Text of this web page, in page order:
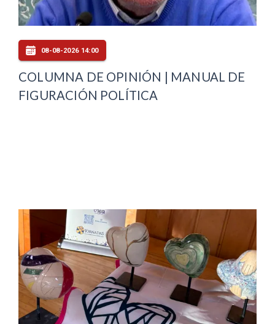
08-08-2026 14:00
COLUMNA DE OPINIÓN | MANUAL DE
FIGURACIÓN POLÍTICA